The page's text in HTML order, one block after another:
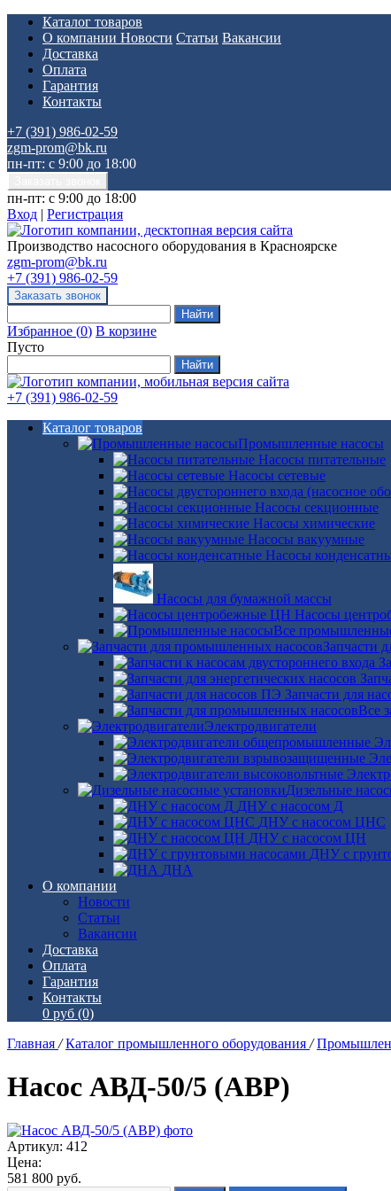
Каталог товаров
О компании Новости Статьи Вакансии
Доставка
Оплата
Гарантия
Контакты
+7 (391) 986-02-59
zgm-prom@bk.ru
пн-пт: с 9:00 до 18:00
пн-пт: с 9:00 до 18:00
Вход | Регистрация
Производство насосного оборудования в Красноярске
zgm-prom@bk.ru
+7 (391) 986-02-59
Избранное (0) В корзине
Пусто
+7 (391) 986-02-59
Каталог товаров
Промышленные насосы
Насосы питательные
Насосы сетевые
Насосы секционные
Насосы химические
Насосы вакуумные
Насосы
Насосы для бумажной массы
Насосы
Все
Запчасти
Запчасти для
Все
Электродвигатели
Дизельные
ДНУ с насосом Д
ДНУ с насосом ЦНС
ДНУ с насосом ЦН
ДНУ с
ДНА
О компании
Новости
Статьи
Вакансии
Доставка
Оплата
Гарантия
Контакты
0 руб (0)
Главная / Каталог промышленного оборудования /
Насос АВД-50/5 (АВР)
Артикул: 412
Цена:
581 800 руб.